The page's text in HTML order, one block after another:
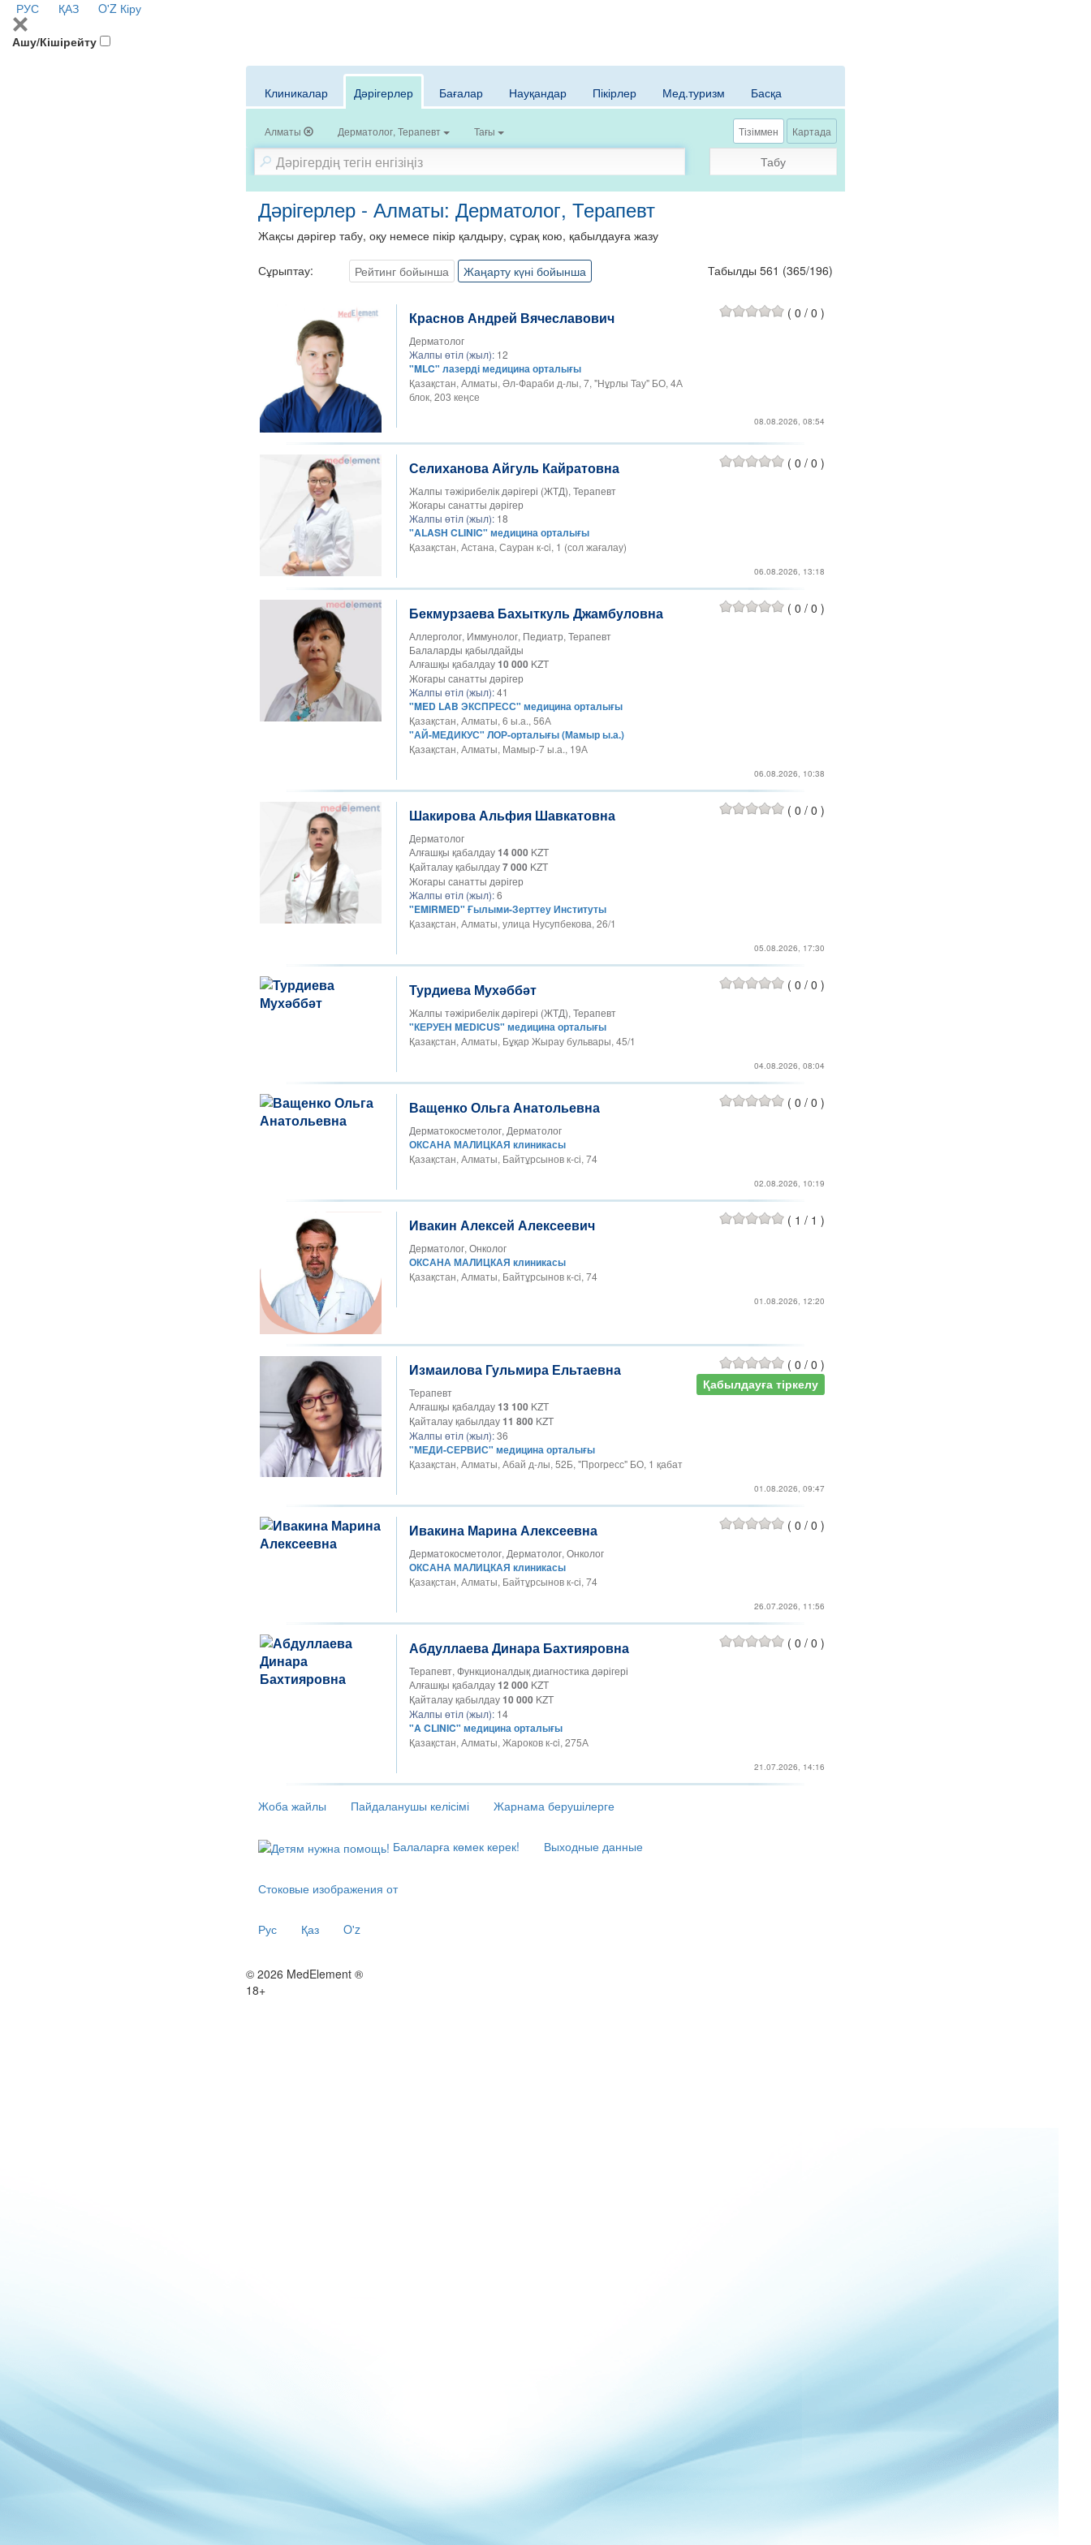
РУС ҚАЗ O'Z Кіру
Ашу/Кішірейту
Клиникалар Дәрігерлер Бағалар Науқандар Пікірлер Мед.туризм Басқа
Алматы Дерматолог, Терапевт Тағы Тізіммен Картада
Табу
Дәрігерлер - Алматы: Дерматолог, Терапевт
Жақсы дәрігер табу, оқу немесе пікір қалдыру, сұрақ кою, қабылдауға жазу
Сұрыптау: Рейтинг бойынша Жаңарту күні бойынша Табылды 561 (365/196)
Краснов Андрей Вячеславович
Дерматолог
Жалпы өтіл (жыл):12
"MLC" лазерді медицина орталығы
Қазақстан, Алматы, Әл-Фараби д-лы, 7, "Нұрлы Тау" БО, 4А
блок, 203 кеңсе
( 0 / 0 )
08.08.2026, 08:54
Селиханова Айгуль Кайратовна
Жалпы тәжірибелік дәрігері (ЖТД), Терапевт
Жоғары санатты дәрігер
Жалпы өтіл (жыл):18
"ALASH CLINIC" медицина орталығы
Қазақстан, Астана, Сауран к-ci, 1 (сол жағалау)
( 0 / 0 )
06.08.2026, 13:18
Бекмурзаева Бахыткуль Джамбуловна
Аллерголог, Иммунолог, Педиатр, Терапевт
Балаларды қабылдайды
Алғашқы қабалдау10 000KZT
Жоғары санатты дәрігер
Жалпы өтіл (жыл):41
"MED LAB ЭКСПРЕСС" медицина орталығы
Қазақстан, Алматы, 6 ы.а., 56А
"АЙ-МЕДИКУС" ЛОР-орталығы (Мамыр ы.а.)
Қазақстан, Алматы, Мамыр-7 ы.а., 19А
( 0 / 0 )
06.08.2026, 10:38
Шакирова Альфия Шавкатовна
Дерматолог
Алғашқы қабалдау14 000KZT
Қайталау қабылдау7 000KZT
Жоғары санатты дәрігер
Жалпы өтіл (жыл):6
"EMIRMED" Ғылыми-Зерттеу Институты
Қазақстан, Алматы, улица Нусупбекова, 26/1
( 0 / 0 )
05.08.2026, 17:30
Турдиева Мухәббәт
Жалпы тәжірибелік дәрігері (ЖТД), Терапевт
"КЕРУЕН MEDICUS" медицина орталығы
Қазақстан, Алматы, Бұқар Жырау бульвары, 45/1
( 0 / 0 )
04.08.2026, 08:04
Ващенко Ольга Анатольевна
Дерматокосметолог, Дерматолог
ОКСАНА МАЛИЦКАЯ клиникасы
Қазақстан, Алматы, Байтұрсынов к-сі, 74
( 0 / 0 )
02.08.2026, 10:19
Ивакин Алексей Алексеевич
Дерматолог, Онколог
ОКСАНА МАЛИЦКАЯ клиникасы
Қазақстан, Алматы, Байтұрсынов к-сі, 74
( 1 / 1 )
01.08.2026, 12:20
Измаилова Гульмира Ельтаевна
Терапевт
Алғашқы қабалдау13 100KZT
Қайталау қабылдау11 800KZT
Жалпы өтіл (жыл):36
"МЕДИ-СЕРВИС" медицина орталығы
Қазақстан, Алматы, Абай д-лы, 52Б, "Прогресс" БО, 1 қабат
( 0 / 0 )
Қабылдауға тіркелу
01.08.2026, 09:47
Ивакина Марина Алексеевна
Дерматокосметолог, Дерматолог, Онколог
ОКСАНА МАЛИЦКАЯ клиникасы
Қазақстан, Алматы, Байтұрсынов к-сі, 74
( 0 / 0 )
26.07.2026, 11:56
Абдуллаева Динара Бахтияровна
Терапевт, Функционалдық диагностика дәрігері
Алғашқы қабалдау12 000KZT
Қайталау қабылдау10 000KZT
Жалпы өтіл (жыл):14
"A CLINIC" медицина орталығы
Қазақстан, Алматы, Жароков к-ci, 275А
( 0 / 0 )
21.07.2026, 14:16
Жоба жайлы Пайдаланушы келісімі Жарнама берушілерге
Балаларға көмек керек! Выходные данные
Стоковые изображения от
Рус Қаз O'z
© 2026 MedElement ®
18+